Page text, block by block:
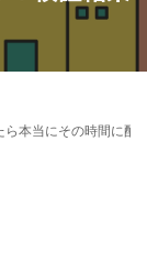
本当にその時間に配